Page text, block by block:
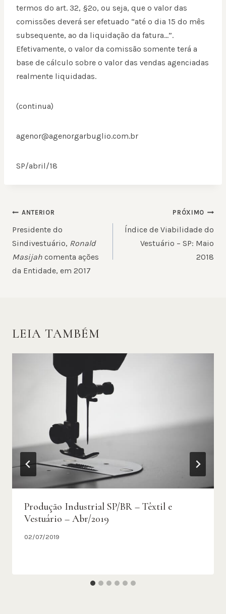
termos do art. 32, §2º, ou seja, que o valor das
comissões deverá ser efetuado “até o dia 15 do mês
subsequente, ao da liquidação da fatura…”.
Efetivamente, o valor da comissão somente terá a
base de cálculo sobre o valor das vendas agenciadas
realmente liquidadas.
(continua)
agenor@agenorgarbuglio.com.br
SP/abril/18
NAVEGAÇÃO
DE
POST
ANTERIOR
Presidente do
Sindivestuário, Ronald
Masijah comenta ações
da Entidade, em 2017
PRÓXIMO
Índice de Viabilidade do
Vestuário – SP: Maio
2018
LEIA TAMBÉM
Produção Industrial SP/BR – Têxtil e
Vestuário – Abr/2019
02/07/2019